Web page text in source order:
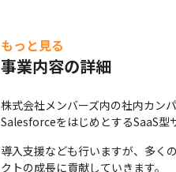
もっと見る
事業内容の詳細
株式会社メンバーズ内の社内カン
SalesforceをはじめとするSaaS型
導入支援なども行いますが、多く
クトの成長に貢献していきます。